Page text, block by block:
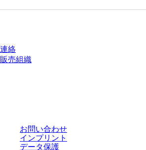
連絡
販売組織
お問い合わせ
インプリント
データ保護